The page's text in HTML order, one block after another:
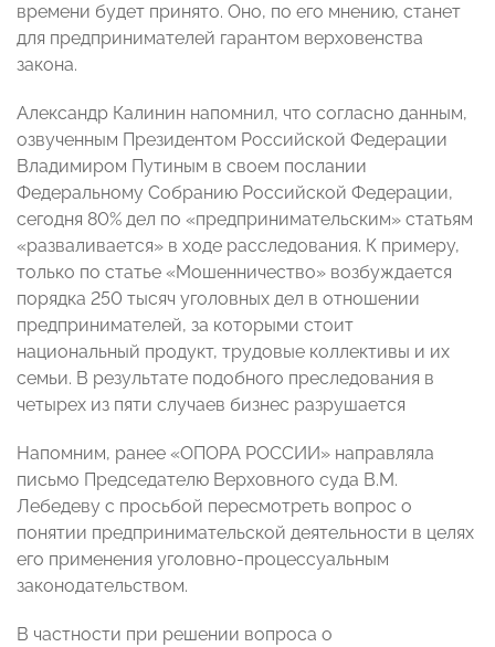
времени будет принято. Оно, по его мнению, станет
для предпринимателей гарантом верховенства
закона.
Александр Калинин напомнил, что согласно данным,
озвученным Президентом Российской Федерации
Владимиром Путиным в своем послании
Федеральному Собранию Российской Федерации,
сегодня 80% дел по «предпринимательским» статьям
«разваливается» в ходе расследования. К примеру,
только по статье «Мошенничество» возбуждается
порядка 250 тысяч уголовных дел в отношении
предпринимателей, за которыми стоит
национальный продукт, трудовые коллективы и их
семьи. В результате подобного преследования в
четырех из пяти случаев бизнес разрушается
Напомним, ранее «ОПОРА РОССИИ» направляла
письмо Председателю Верховного суда В.М.
Лебедеву с просьбой пересмотреть вопрос о
понятии предпринимательской деятельности в целях
его применения уголовно-процессуальным
законодательством.
В частности при решении вопроса о